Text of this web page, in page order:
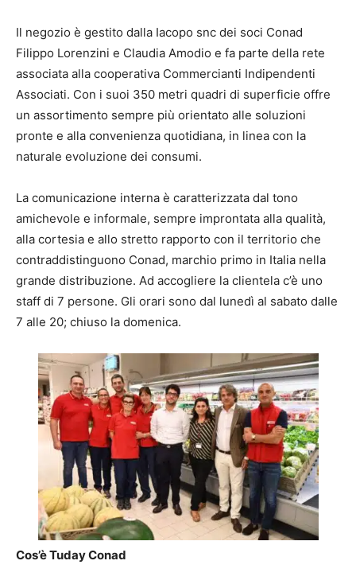
Il negozio è gestito dalla Iacopo snc dei soci Conad
Filippo Lorenzini e Claudia Amodio e fa parte della rete
associata alla cooperativa Commercianti Indipendenti
Associati. Con i suoi 350 metri quadri di superficie offre
un assortimento sempre più orientato alle soluzioni
pronte e alla convenienza quotidiana, in linea con la
naturale evoluzione dei consumi.
La comunicazione interna è caratterizzata dal tono
amichevole e informale, sempre improntata alla qualità,
alla cortesia e allo stretto rapporto con il territorio che
contraddistinguono Conad, marchio primo in Italia nella
grande distribuzione. Ad accogliere la clientela c’è uno
staff di 7 persone. Gli orari sono dal lunedì al sabato dalle
7 alle 20; chiuso la domenica.
Cos’è Tuday Conad